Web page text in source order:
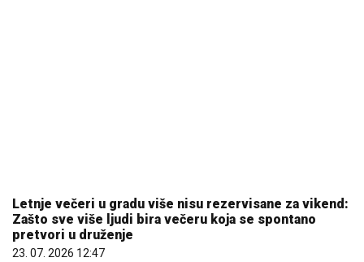
23. 07. 2026 12:47